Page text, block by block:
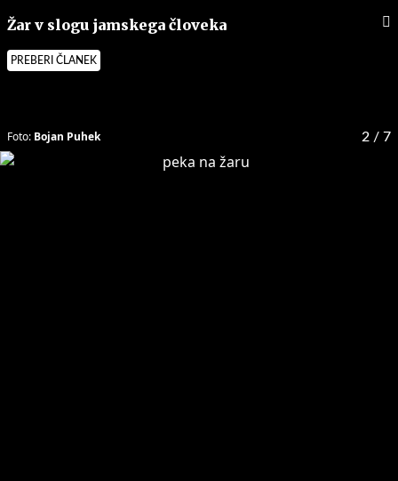
Žar v slogu jamskega človeka
PREBERI ČLANEK
2 / 7
Foto: Bojan Puhek